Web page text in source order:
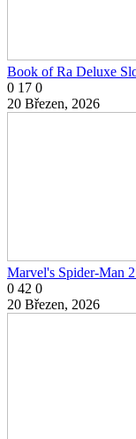
Book of Ra Deluxe
0 17 0
20 Březen, 2026
Marvel's Spider-Man
0 42 0
20 Březen, 2026